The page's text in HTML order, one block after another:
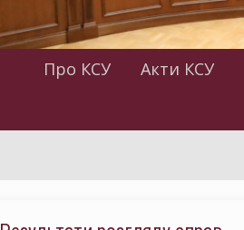
Про КСУ Акти КСУ